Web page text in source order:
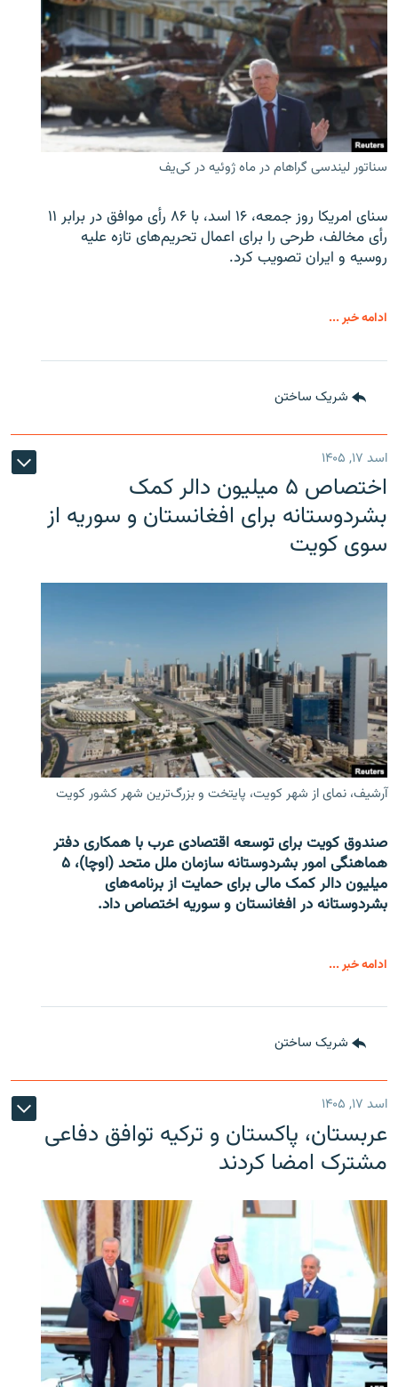
سناتور لیندسی گراهام در ماه ژوئیه در کی‌یف
سنای امریکا روز جمعه، ۱۶ اسد، با ۸۶ رأی موافق در برابر ۱۱
رأی مخالف، طرحی را برای اعمال تحریم‌های تازه علیه
روسیه و ایران تصویب کرد.
ادامه خبر ...
شریک ساختن
اسد ۱۷, ۱۴۰۵
اختصاص ۵ میلیون دالر کمک
بشردوستانه برای افغانستان و سوریه از
سوی کویت
آرشیف، نمای از شهر کویت، پایتخت و بزرگ‌ترین شهر کشور کویت
صندوق کویت برای توسعه اقتصادی عرب با همکاری دفتر
هماهنگی امور بشردوستانه سازمان ملل متحد (اوچا)، ۵
میلیون دالر کمک مالی برای حمایت از برنامه‌های
بشردوستانه در افغانستان و سوریه اختصاص داد.
ادامه خبر ...
شریک ساختن
اسد ۱۷, ۱۴۰۵
عربستان، پاکستان و ترکیه توافق دفاعی
مشترک امضا کردند